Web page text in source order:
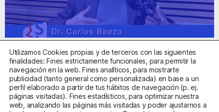
Centro Sanitario Autorizado con el código E08737002
Utilizamos Cookies propias y de terceros con las siguientes
finalidades: Fines estrictamente funcionales, para permitir la
navegación en la web. Fines analíticos, para mostrarte
publicidad (tanto general como personalizada) en base a un
perfil elaborado a partir de tus hábitos de navegación (p. ej.
páginas visitadas). Fines estadísticos, para optimizar nuestra
web, analizando las páginas más visitadas y poder ajustarnos a